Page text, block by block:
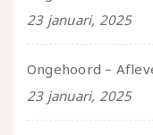
23 januari, 2025
23 januari, 2025